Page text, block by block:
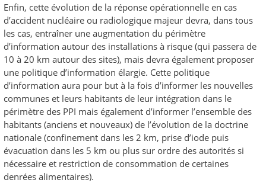
Enfin, cette évolution de la réponse opérationnelle en cas
d’accident nucléaire ou radiologique majeur devra, dans tous
les cas, entraîner une augmentation du périmètre
d’information autour des installations à risque (qui passera de
10 à 20 km autour des sites), mais devra également proposer
une politique d’information élargie. Cette politique
d’information aura pour but à la fois d’informer les nouvelles
communes et leurs habitants de leur intégration dans le
périmètre des PPI mais également d’informer l’ensemble des
habitants (anciens et nouveaux) de l’évolution de la doctrine
nationale (confinement dans les 2 km, prise d’iode puis
évacuation dans les 5 km ou plus sur ordre des autorités si
nécessaire et restriction de consommation de certaines
denrées alimentaires).